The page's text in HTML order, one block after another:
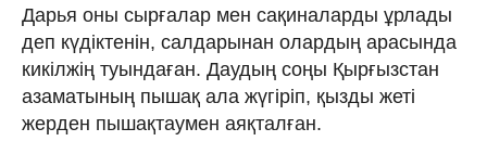
Дарья оны сырғалар мен сақиналарды ұрлады
деп күдіктенін, салдарынан олардың арасында
кикілжің туындаған. Даудың соңы Қырғызстан
азаматының пышақ ала жүгіріп, қызды жеті
жерден пышақтаумен аяқталған.